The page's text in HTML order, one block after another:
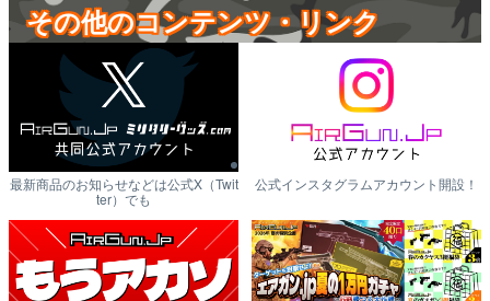
その他のコンテンツ・リンク
最新商品のお知らせなどは公式X（Twit
ter）でも
公式インスタグラムアカウント開設！